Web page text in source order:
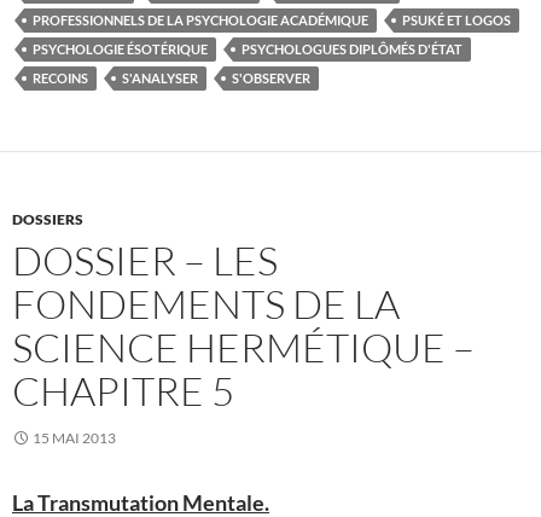
PROFESSIONNELS DE LA PSYCHOLOGIE ACADÉMIQUE
PSUKÉ ET LOGOS
PSYCHOLOGIE ÉSOTÉRIQUE
PSYCHOLOGUES DIPLÔMÉS D'ÉTAT
RECOINS
S'ANALYSER S'OBSERVER
DOSSIERS
DOSSIER – LES
FONDEMENTS DE LA
SCIENCE HERMÉTIQUE –
CHAPITRE 5
15 MAI 2013
La Transmutation Mentale.